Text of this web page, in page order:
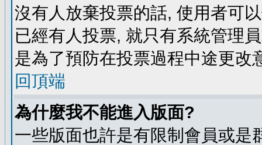
沒有人放棄投票的話, 使用者可
已經有人投票, 就只有系統管理
是為了預防在投票過程中途更改
回頂端
為什麼我不能進入版面?
一些版面也許是有限制會員或是